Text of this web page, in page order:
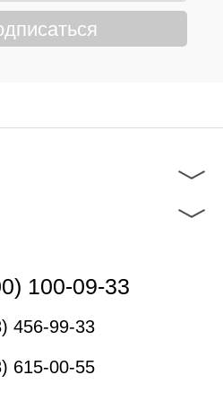
100-09-33
456-99-33
615-00-55